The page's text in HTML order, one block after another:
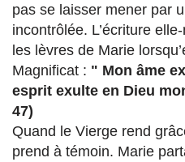
pas se laisser mener par
incontrôlée. L’écriture
les lèvres de Marie
Magnificat : " Mon âme
esprit exulte en Dieu
47)
Quand le Vierge rend
prend à témoin. Marie